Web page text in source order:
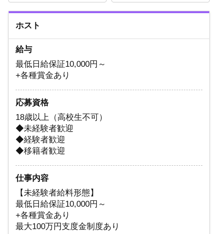
ホスト
給与
最低日給保証10,000円～
+各種賞金あり
応募資格
18歳以上（高校生不可）
◆未経験者歓迎
◆経験者歓迎
◆移籍者歓迎
仕事内容
【未経験者給料形態】
最低日給保証10,000円～
+各種賞金あり
最大100万円支度金制度あり